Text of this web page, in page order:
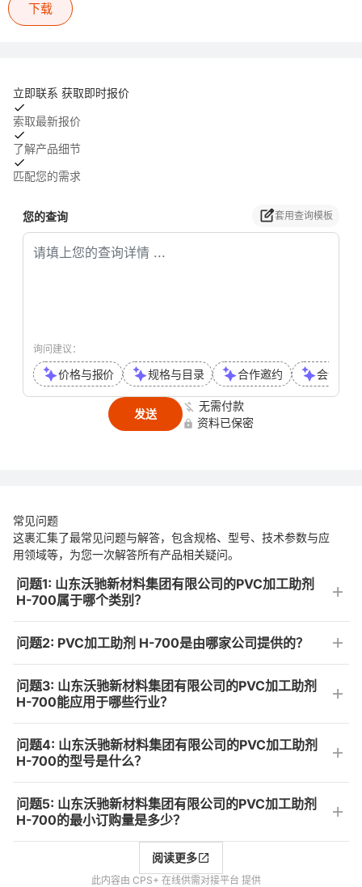
下载
立即联系 获取即时报价
索取最新报价
了解产品细节
匹配您的需求
您的查询 套用查询模板
询问建议：
价格与报价 规格与目录 合作邀约 会议或
发送
无需付款
资料已保密
常见问题
这裹汇集了最常见问题与解答，包含规格、型号、技术参数与应
用领域等，为您一次解答所有产品相关疑问。
问题1: 山东沃驰新材料集团有限公司的PVC加工助剂
H-700属于哪个类别？
问题2: PVC加工助剂 H-700是由哪家公司提供的？
问题3: 山东沃驰新材料集团有限公司的PVC加工助剂
H-700能应用于哪些行业？
问题4: 山东沃驰新材料集团有限公司的PVC加工助剂
H-700的型号是什么？
问题5: 山东沃驰新材料集团有限公司的PVC加工助剂
H-700的最小订购量是多少？
阅读更多
此内容由 CPS+ 在线供需对接平台 提供